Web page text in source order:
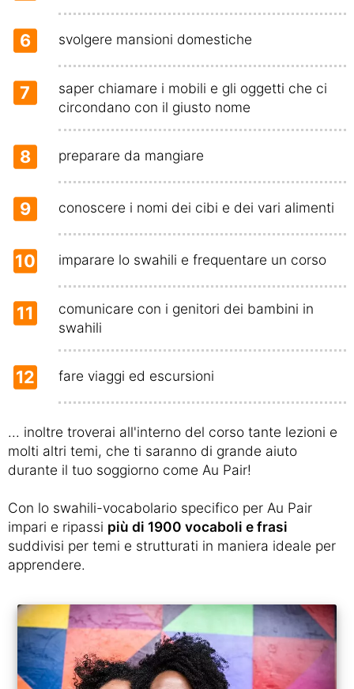
6 svolgere mansioni domestiche
7
saper chiamare i mobili e gli oggetti che ci
circondano con il giusto nome
8 preparare da mangiare
9 conoscere i nomi dei cibi e dei vari alimenti
10 imparare lo swahili e frequentare un corso
11
comunicare con i genitori dei bambini in
swahili
12 fare viaggi ed escursioni
... inoltre troverai all'interno del corso tante lezioni e
molti altri temi, che ti saranno di grande aiuto
durante il tuo soggiorno come Au Pair!
Con lo swahili-vocabolario specifico per Au Pair
impari e ripassi più di 1900 vocaboli e frasi
suddivisi per temi e strutturati in maniera ideale per
apprendere.